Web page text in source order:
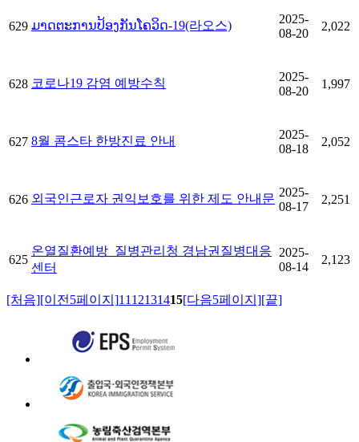
629 ມາດຕະການປ້ອງກັນໂຄວິດ-19(라오스)
2025-
08-20
2,022
628 코로나19 감염 예방수칙
2025-
08-20
1,997
627 8월 콤스타 한방진료 안내
2025-
08-18
2,052
626 외국인근로자 권익보호를 위한 제도 안내문 2025-
08-17
2,251
625
온열질환예방_질병관리청 경남권질병대응
센터
2025-
08-14
2,123
[처음][이전5페이지]11 12131415[다음5페이지][끝]